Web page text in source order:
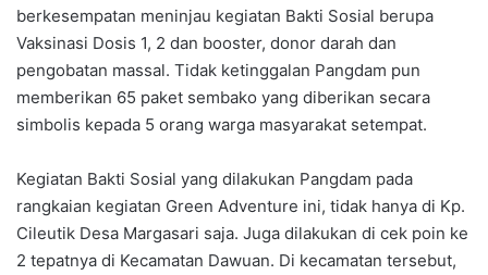
berkesempatan meninjau kegiatan Bakti Sosial berupa
Vaksinasi Dosis 1, 2 dan booster, donor darah dan
pengobatan massal. Tidak ketinggalan Pangdam pun
memberikan 65 paket sembako yang diberikan secara
simbolis kepada 5 orang warga masyarakat setempat.
Kegiatan Bakti Sosial yang dilakukan Pangdam pada
rangkaian kegiatan Green Adventure ini, tidak hanya di Kp.
Cileutik Desa Margasari saja. Juga dilakukan di cek poin ke
2 tepatnya di Kecamatan Dawuan. Di kecamatan tersebut,